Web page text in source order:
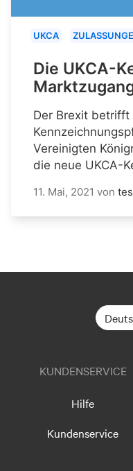
UKCA
Die UKCA-
Der Brexit betrifft
Vereinigten
die neue UKCA-
11. Mai, 2021 von
KUNDENSERVICE
Hilfe
Kundenservice